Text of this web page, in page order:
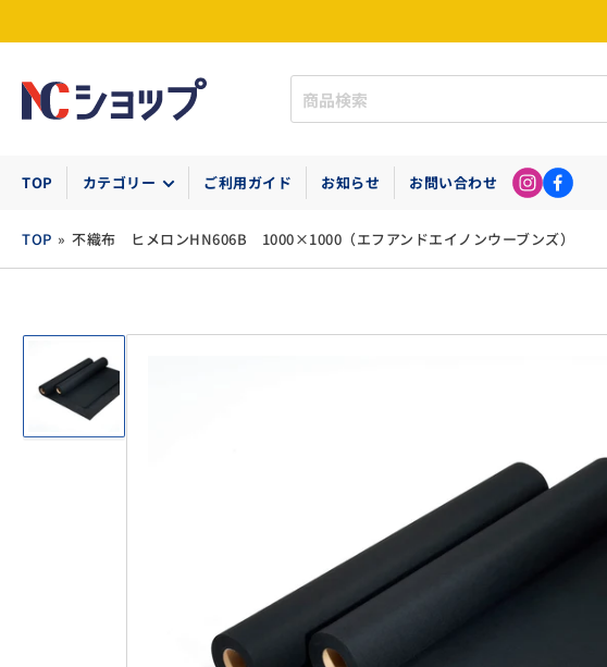
品
TOP カテゴリー ご利用ガイド お知らせ お問い合わせ
TOP » 不織布 ヒメロンHN606B 1000×1000（エフアンドエイノンウーブンズ）